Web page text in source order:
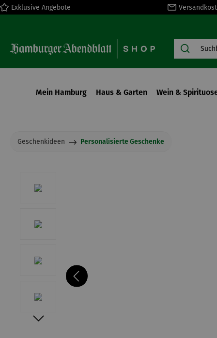
Zur Hauptnavigation springen
Exklusive Angebote
Mein Hamburg Haus & Garten Wein &
Geschenkideen Personalisierte Geschenke